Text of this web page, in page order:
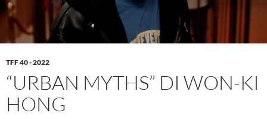
TFF 40 - 2022
“URBAN MYTHS” DI WON-KI
HONG